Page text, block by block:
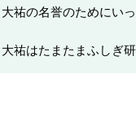
大祐の名誉のためにい
大祐はたまたまふしぎ